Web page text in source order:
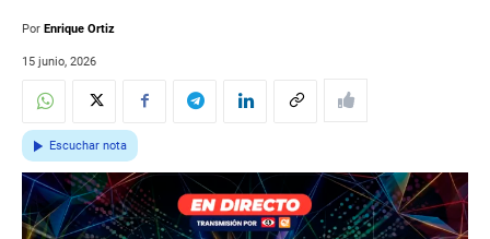
Por Enrique Ortiz
15 junio, 2026
Escuchar nota